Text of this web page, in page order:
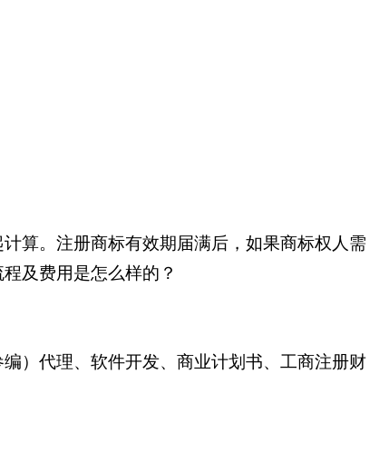
算。注册商标有效期届满后，如果商标权人需
及费用是怎么样的？
）代理、软件开发、商业计划书、工商注册财